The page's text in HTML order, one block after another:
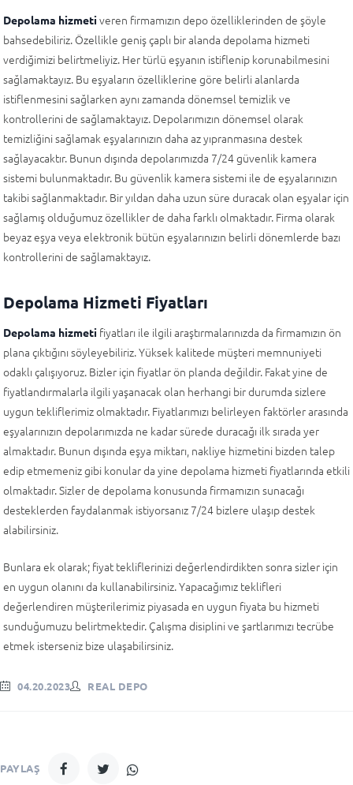
Depolama hizmetiveren firmamızın depo özelliklerinden de şöyle
bahsedebiliriz. Özellikle geniş çaplı bir alanda depolama hizmeti
verdiğimizi belirtmeliyiz. Her türlü eşyanın istiflenip korunabilmesini
sağlamaktayız. Bu eşyaların özelliklerine göre belirli alanlarda
istiflenmesini sağlarken aynı zamanda dönemsel temizlik ve
kontrollerini de sağlamaktayız. Depolarımızın dönemsel olarak
temizliğini sağlamak eşyalarınızın daha az yıpranmasına destek
sağlayacaktır. Bunun dışında depolarımızda 7/24 güvenlik kamera
sistemi bulunmaktadır. Bu güvenlik kamera sistemi ile de eşyalarınızın
takibi sağlanmaktadır. Bir yıldan daha uzun süre duracak olan eşyalar için
sağlamış olduğumuz özellikler de daha farklı olmaktadır. Firma olarak
beyaz eşya veya elektronik bütün eşyalarınızın belirli dönemlerde bazı
kontrollerini de sağlamaktayız.
Depolama Hizmeti Fiyatları
Depolama hizmeti fiyatları ile ilgili araştırmalarınızda da firmamızın ön
plana çıktığını söyleyebiliriz. Yüksek kalitede müşteri memnuniyeti
odaklı çalışıyoruz. Bizler için fiyatlar ön planda değildir. Fakat yine de
fiyatlandırmalarla ilgili yaşanacak olan herhangi bir durumda sizlere
uygun tekliflerimiz olmaktadır. Fiyatlarımızı belirleyen faktörler arasında
eşyalarınızın depolarımızda ne kadar sürede duracağı ilk sırada yer
almaktadır. Bunun dışında eşya miktarı, nakliye hizmetini bizden talep
edip etmemeniz gibi konular da yine depolama hizmeti fiyatlarında etkili
olmaktadır. Sizler de depolama konusunda firmamızın sunacağı
desteklerden faydalanmak istiyorsanız 7/24 bizlere ulaşıp destek
alabilirsiniz.
Bunlara ek olarak; fiyat tekliflerinizi değerlendirdikten sonra sizler için
en uygun olanını da kullanabilirsiniz. Yapacağımız teklifleri
değerlendiren müşterilerimiz piyasada en uygun fiyata bu hizmeti
sunduğumuzu belirtmektedir. Çalışma disiplini ve şartlarımızı tecrübe
etmek isterseniz bize ulaşabilirsiniz.
04.20.2023 REAL DEPO
PAYLAŞ